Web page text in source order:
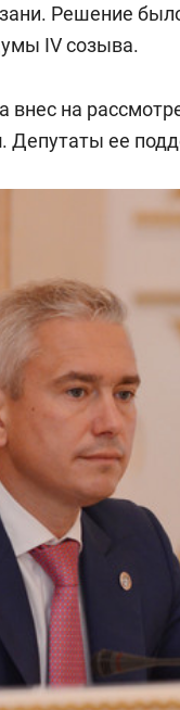
Решение
IV созыва.
внес на
. Депутаты ее